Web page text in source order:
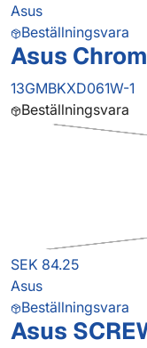
Asus
Beställningsvara
Asus
13GMBKXD061W-1
Beställningsvara
SEK 84.25
Asus
Beställningsvara
Asus